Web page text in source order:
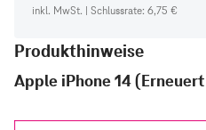
inkl. MwSt. | Schlussrate: 6,75 €
Produkthinweise
Apple iPhone 14